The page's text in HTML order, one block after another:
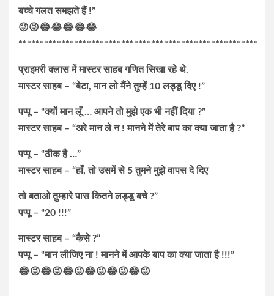
बच्चे गलत समझते हैं !”
😜😜😂😂😂😂😂
********************************************************
प्राइमरी क्लास में मास्टर साहब गणित सिखा रहे थे.
मास्टर साहब – “बेटा, मान लो मैंने तुम्हें 10 लड्डू दिए !”
पप्पू – “क्यों मान लूँ … आपने तो मुझे एक भी नहीं दिया ?”
मास्टर साहब – “अरे मान ले न ! मानने में तेरे बाप का क्या जाता है ?”
पप्पू – “ठीक है …”
मास्टर साहब – “हाँ, तो उसमें से 5 तुमने मुझे वापस दे दिए
तो बताओ तुम्हारे पास कितने लड्डू बचे ?”
पप्पू – “20 !!!”
मास्टर साहब – “कैसे ?”
पप्पू – “मान लीजिए ना ! मानने में आपके बाप का क्या जाता है !!!”
😂😜😂😜😂😜😂😜😂😜😂😜